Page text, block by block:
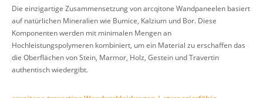
Die einzigartige Zusammensetzung von arcqitone Wandpaneelen basiert
auf natürlichen Mineralien wie Bumice, Kalzium und Bor. Diese
Komponenten werden mit minimalen Mengen an
Hochleistungspolymeren kombiniert, um ein Material zu erschaffen das
die Oberflächen von Stein, Marmor, Holz, Gestein und Travertin
authentisch wiedergibt.